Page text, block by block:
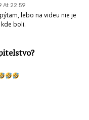
At 22:59
lebo na videu nie je
boli.